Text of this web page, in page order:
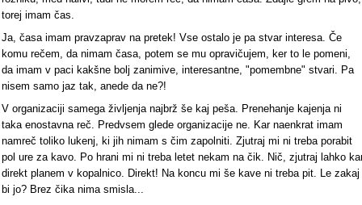
torej imam čas.
Ja, časa imam pravzaprav na pretek! Vse ostalo je pa stvar interesa. Če
komu rečem, da nimam časa, potem se mu opravičujem, ker to le pomeni,
da imam v paci kakšne bolj zanimive, interesantne, "pomembne" stvari. Pa
nisem samo jaz tak, anede da ne?!
V organizaciji samega življenja najbrž še kaj peša. Prenehanje kajenja ni
taka enostavna reč. Predvsem glede organizacije ne. Kar naenkrat imam
namreč toliko lukenj, ki jih nimam s čim zapolniti. Zjutraj mi ni treba porabit
pol ure za kavo. Po hrani mi ni treba letet nekam na čik. Nič, zjutraj lahko
direkt planem v kopalnico. Direkt! Na koncu mi še kave ni treba pit. Le zakaj
bi jo? Brez čika nima smisla...